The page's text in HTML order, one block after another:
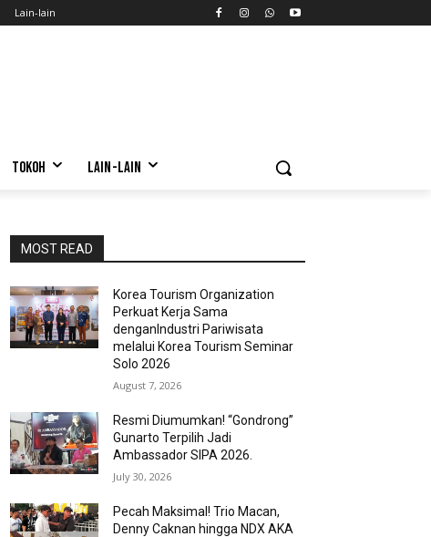
Lain-lain
TOKOH LAIN-LAIN
MOST READ
Korea Tourism Organization
Perkuat Kerja Sama
denganIndustri Pariwisata
melalui Korea Tourism Seminar
Solo 2026
August 7, 2026
Resmi Diumumkan! “Gondrong”
Gunarto Terpilih Jadi
Ambassador SIPA 2026.
July 30, 2026
Pecah Maksimal! Trio Macan,
Denny Caknan hingga NDX AKA